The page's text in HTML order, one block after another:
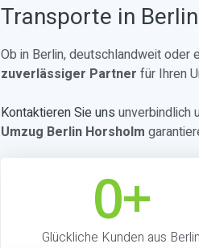
Transporte in
Ob in Berlin, deutschlandweit
zuverlässiger Partner für Ihren
Kontaktieren Sie uns unverbindlich
Umzug Berlin Horsholm
Glückliche Kunden aus Berlin
0+